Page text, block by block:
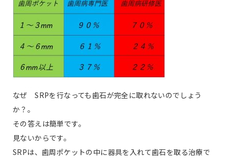
なぜ SRPを行なっても歯石が完全に取れないのでしょう
か？。
その答えは簡単です。
見ないからです。
SRPは、歯周ポケットの中に器具を入れて歯石を取る治療で